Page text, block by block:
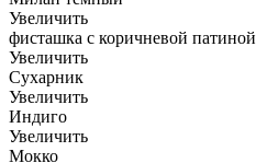
Увеличить
фисташка с коричневой патиной
Увеличить
Сухарник
Увеличить
Индиго
Увеличить
Мокко